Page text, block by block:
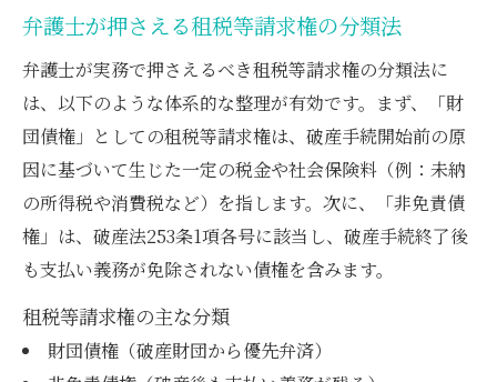
弁護士が押さえる租税等請求権の分類法
弁護士が実務で押さえるべき租税等請求権の分類法に
は、以下のような体系的な整理が有効です。まず、「財
団債権」としての租税等請求権は、破産手続開始前の原
因に基づいて生じた一定の税金や社会保険料（例：未納
の所得税や消費税など）を指します。次に、「非免責債
権」は、破産法253条1項各号に該当し、破産手続終了後
も支払い義務が免除されない債権を含みます。
租税等請求権の主な分類
財団債権（破産財団から優先弁済）